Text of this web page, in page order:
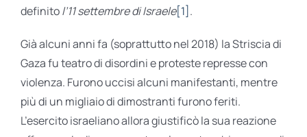
definitol’11 settembre di Israele[1].
Già alcuni anni fa (soprattutto nel 2018) la Striscia di
Gaza fu teatro di disordini e proteste represse con
violenza. Furono uccisi alcuni manifestanti, mentre
più di un migliaio di dimostranti furono feriti.
L’esercito israeliano allora giustificò la sua reazione